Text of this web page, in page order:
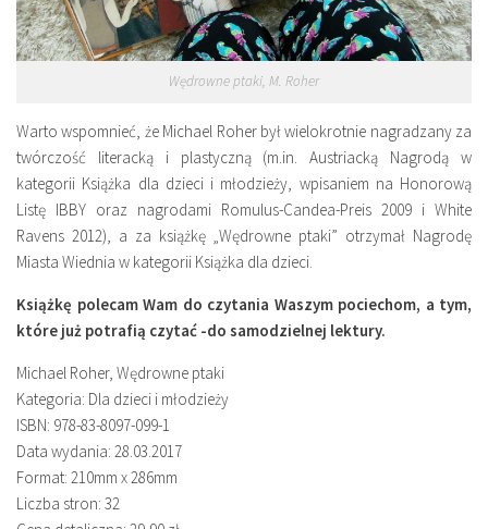
Wędrowne ptaki, M. Roher
Warto wspomnieć, że Michael Roher był wielokrotnie nagradzany za
twórczość literacką i plastyczną (m.in. Austriacką Nagrodą w
kategorii Książka dla dzieci i młodzieży, wpisaniem na Honorową
Listę IBBY oraz nagrodami Romulus-Candea-Preis 2009 i White
Ravens 2012), a za książkę „Wędrowne ptaki” otrzymał Nagrodę
Miasta Wiednia w kategorii Książka dla dzieci.
Książkę polecam Wam do czytania Waszym pociechom, a tym,
które już potrafią czytać -do samodzielnej lektury.
Michael Roher, Wędrowne ptaki
Kategoria: Dla dzieci i młodzieży
ISBN: 978-83-8097-099-1
Data wydania: 28.03.2017
Format: 210mm x 286mm
Liczba stron: 32